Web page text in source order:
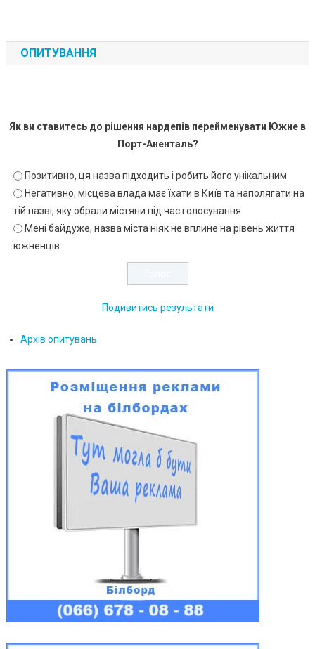
ОПИТУВАННЯ
Як ви ставитесь до рішення нардепів перейменувати Южне в
Порт-Аненталь?
Позитивно, ця назва підходить і робить його унікальним
Негативно, місцева влада має їхати в Київ та наполягати на
тій назві, яку обрали містяни під час голосування
Мені байдуже, назва міста ніяк не вплине на рівень життя
южненців
Подивитись результати
Архів опитувань